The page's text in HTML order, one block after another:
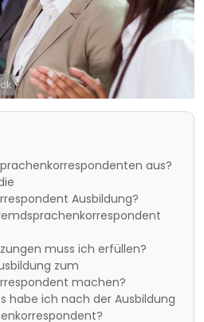
aus?
Ausbildung?
muss ich erfüllen?
zum
machen?
habe ich nach der Ausbildung